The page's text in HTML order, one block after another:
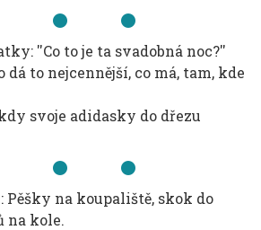
''Co to je ta svadobná noc?''
dá to nejcennější, co má, tam, kde
svoje adidasky do dřezu
na koupaliště, skok do
na kole.